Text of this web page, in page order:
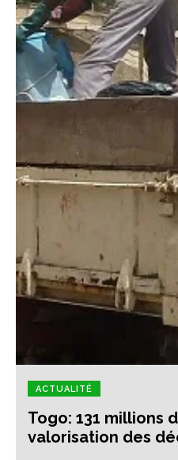
ACTUALITÉ
Togo: 131 millions
valorisation des